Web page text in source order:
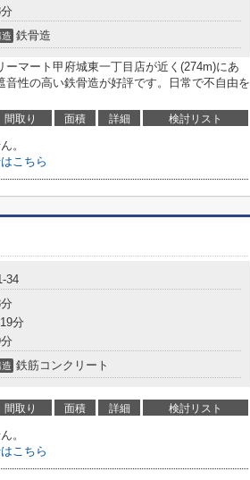
鉄骨造
マート甲府城東一丁目店が近く(274m)にあ
音性の高い鉄骨造が好評です。日常で不自由を
間取り 面積 詳細 検討リスト
。
こちら
34
分
鉄筋コンクリート
間取り 面積 詳細 検討リスト
。
こちら